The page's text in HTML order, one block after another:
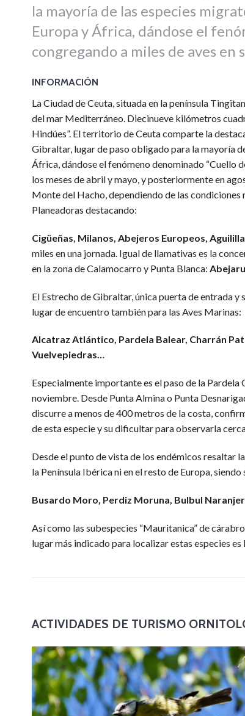
la mayoría de las especies
Europa y África, dándose el
congregando a miles de aves en
INFORMACIÓN
La Ciudad de Ceuta, situada en la península
del mar Mediterráneo. Diecinueve kilómetros
Hindúes”. El territorio de Ceuta comparte la
Gibraltar, lugar de paso obligado para la mayoría
África, dándose el fenómeno denominado “Cuello
los meses de abril y mayo, y posteriormente en
Monte del Hacho, dependiendo de las
Planeadoras destacando:
Cigüeñas, Milanos, Abejeros Europeos,
miles en una jornada. Igual de llamativas es la
en la zona de Calamocarro y Punta Blanca:
El Estrecho de Gibraltar, única puerta de entrada
lugar de encuentro también para las Aves Marinas:
Alcatraz Atlántico, Pardela Balear, Charrán
Vuelvepiedras…
Especialmente importante es el paso de la
noviembre. Desde Punta Almina o Punta
discurre a menos de 400 metros de la costa,
de esta especie y su dificultar para observarla
Desde el punto de vista de los endémicos resaltar
la Península Ibérica ni en el resto de Europa,
Busardo Moro, Perdiz Moruna, Bulbul
Así como las subespecies “Mauritanica” de
lugar más indicado para localizar estas especies
ACTIVIDADES DE TURISMO